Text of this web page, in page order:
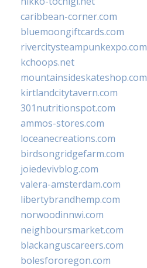
caribbean-corner.com
bluemoongiftcards.com
rivercitysteampunkexpo.com
kchoops.net
mountainsideskateshop.com
kirtlandcitytavern.com
301nutritionspot.com
ammos-stores.com
loceanecreations.com
birdsongridgefarm.com
joiedevivblog.com
valera-amsterdam.com
libertybrandhemp.com
norwoodinnwi.com
neighboursmarket.com
blackanguscareers.com
bolesfororegon.com